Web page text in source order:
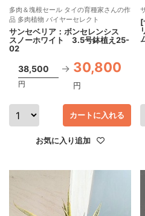
多肉＆塊根セール タイの育種家さんの作
品 多肉植物 バイヤーセレクト
サンセベリア：ボンセレンシス
スノーホワイト 3.5号鉢植え25-
02
38,500
円
30,800
円
お気に入り追加
カートに入れる
[